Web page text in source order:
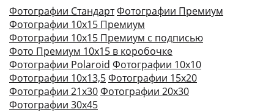
Фотографии СтандартФотографии Премиум
Фотографии 10х15 Премиум
Фотографии 10х15 Премиум с подписью
Фото Премиум 10х15 в коробочке
Фотографии Polaroid Фотографии 10х10
Фотографии 10х13,5Фотографии 15х20
Фотографии 21х30Фотографии 20х30
Фотографии 30х45